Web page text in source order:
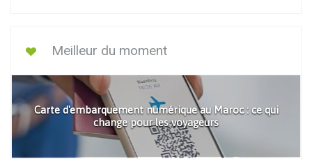
Meilleur du moment
Carte d'embarquement numérique au Maroc : ce qui
change pour les voyageurs